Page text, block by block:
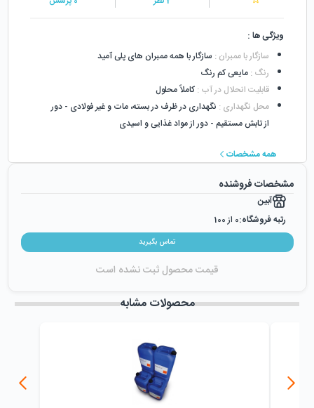
ویژگی ها :
سازگار با ممبران : سازگار با همه ممبران های پلی آمید
رنگ : مایعی کم رنگ
قابلیت انحلال در آب : کاملاً محلول
محل نگهداری : نگهداری در ظرف در بسته، مات و غیر فولادی - دور
از تابش مستقیم - دور از مواد غذایی و اسیدی
همه مشخصات
مشخصات فروشنده
آبین
رتبه فروشگاه:0 از 100
زمان ایجاد فروشگاه :دوشنبه ۱۵ آبان ۱۳۹۶
تماس بگیرید
قیمت محصول ثبت نشده است
محصولات مشابه